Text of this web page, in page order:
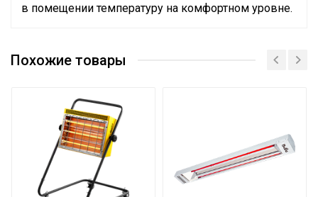
в помещении температуру на комфортном уровне.
Материал корпуса
элемента
Цвет корпуса
Гарантийный срок
Страна производства
КНР
Эффективен для помещ.
Похожие товары